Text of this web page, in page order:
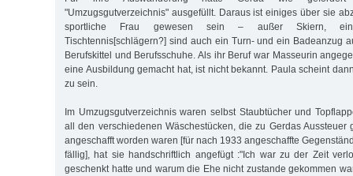
"Umzugsgutverzeichnis" ausgefüllt. Daraus ist einiges über sie
sportliche Frau gewesen sein – außer Skiern,
Tischtennis[schlägern?] sind auch ein Turn- und ein Badeanzug
Berufskittel und Berufsschuhe. Als ihr Beruf war Masseurin
eine Ausbildung gemacht hat, ist nicht bekannt. Paula scheint
zu sein.
Im Umzugsgutverzeichnis waren selbst Staubtücher und
all den verschiedenen Wäschestücken, die zu Gerdas Aussteuer
angeschafft worden waren [für nach 1933 angeschaffte
fällig], hat sie handschriftlich angefügt :"Ich war zu der Zeit
geschenkt hatte und warum die Ehe nicht zustande gekommen